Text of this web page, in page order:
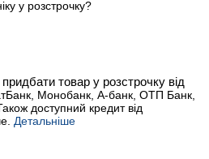
у розстрочку?
товар у розстрочку від
Монобанк, А-банк, ОТП Банк,
доступний кредит від
Детальніше